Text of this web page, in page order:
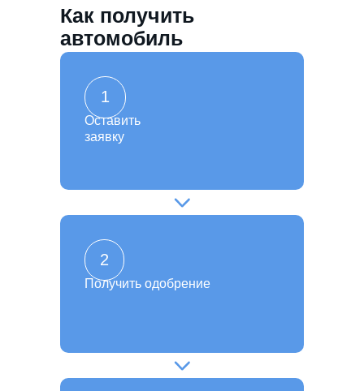
Как получить
автомобиль
Получить одобрение
2
Оставить
заявку
1